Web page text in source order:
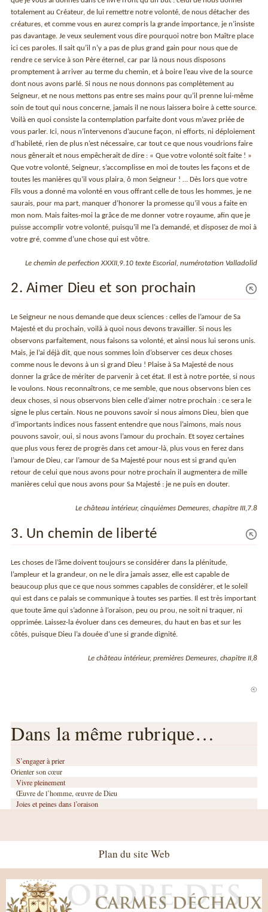
totalement au Créateur, de lui remettre notre volonté, de nous détacher des
créatures, et comme vous en aurez compris la grande importance, je n’insiste
pas davantage. Je veux seulement vous dire pourquoi notre bon Maître place
ici ces paroles. Il sait qu’il n’y a pas de plus grand gain pour nous que de
rendre ce service à son Père éternel, car par là nous nous disposons
promptement à arriver au terme du chemin, et à boire l’eau vive de la source
dont nous avons parlé. Si nous ne nous donnons pas complètement au
Seigneur, et ne nous mettons pas entre ses mains pour qu’il prenne lui-même
soin de tout qui nous concerne, jamais il ne nous laissera boire à cette source.
Voilà en quoi consiste la contemplation parfaite dont vous m’avez priée de
vous parler. Ici, nous n’intervenons d’aucune façon, ni efforts, ni déploiement
d’habileté, rien de plus n’est nécessaire, car tout ce que nous voudrions faire
nous gênerait et nous empêcherait de dire : « Que votre volonté soit faite ! »
Que votre volonté, Seigneur, s’accomplisse en moi de toutes les façons et de
toutes les manières qu’il vous plaira, ô mon Seigneur ! … Dès lors que votre
Fils vous a donné ma volonté en vous offrant celle de tous les hommes, je ne
saurais, pour ma part, manquer d’honorer la promesse qu’il vous a faite en
mon nom. Mais faites-moi la grâce de me donner votre royaume, afin que je
puisse accomplir votre volonté, puisqu’il me l’a demandé, et disposez de moi à
votre gré, comme d’une chose qui est vôtre.
Le chemin de perfection XXXII,9.10 texte Escorial, numérotation Valladolid
2. Aimer Dieu et son prochain
Le Seigneur ne nous demande que deux sciences : celles de l’amour de Sa
Majesté et du prochain, voilà à quoi nous devons travailler. Si nous les
observons parfaitement, nous faisons sa volonté, et ainsi nous lui serons unis.
Mais, je l’ai déjà dit, que nous sommes loin d’observer ces deux choses
comme nous le devons à un si grand Dieu ! Plaise à Sa Majesté de nous
donner la grâce de mériter de parvenir à cet état. Il est à notre portée, si nous
le voulons. Nous reconnaîtrons, ce me semble, que nous observons bien ces
deux choses, si nous observons bien celle d’aimer notre prochain : ce sera le
signe le plus certain. Nous ne pouvons savoir si nous aimons Dieu, bien que
d’importants indices nous fassent entendre que nous l’aimons, mais nous
pouvons savoir, oui, si nous avons l’amour du prochain. Et soyez certaines
que plus vous ferez de progrès dans cet amour-là, plus vous en ferez dans
l’amour de Dieu, car l’amour de Sa Majesté pour nous est si grand qu’en
retour de celui que nous avons pour notre prochain il augmentera de mille
manières celui que nous avons pour Sa Majesté : je ne puis en douter.
Le château intérieur, cinquièmes Demeures, chapitre III,7.8
3. Un chemin de liberté
Les choses de l’âme doivent toujours se considérer dans la plénitude,
l’ampleur et la grandeur, on ne le dira jamais assez, elle est capable de
beaucoup plus que ce que nous sommes capables de considérer, et le soleil
qui est dans ce palais se communique à toutes ses parties. Il est très important
que toute âme qui s’adonne à l’oraison, peu ou prou, ne soit ni traquer, ni
opprimée. Laissez-la évoluer dans ces demeures, du haut en bas et sur les
côtés, puisque Dieu l’a douée d’une si grande dignité.
Le château intérieur, premières Demeures, chapitre II,8
Dans la même rubrique…
S’engager à prier
Orienter son cœur
Vivre pleinement
Œuvre de l’homme, œuvre de Dieu
Joies et peines dans l’oraison
Plan du site Web